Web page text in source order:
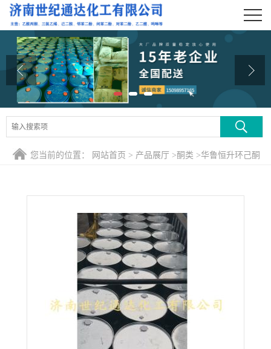
公司首页
公司介绍
公司动态
产品展厅
证书荣誉
您当前的位置： 网站首页 > 产品展厅 >酮类 >华鲁恒升环己酮